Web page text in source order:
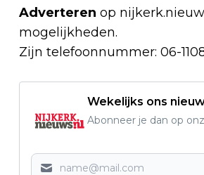
Adverteren op
mogelijkheden.
Zijn telefoonnummer: 06-
Wekelijks ons
Abonneer je dan op